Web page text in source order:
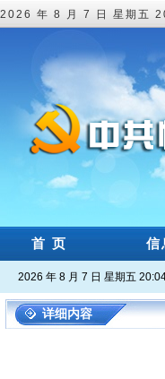
2026 年 8 月 7 日 星期五
首 页 信
2026 年 8 月 7 日 星期五
详细内容